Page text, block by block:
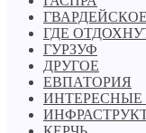
ГВАРДЕЙСКОЕ
ГДЕ
ГУРЗУФ
ДРУГОЕ
ЕВПАТОРИЯ
ИНТЕРЕСНЫЕ